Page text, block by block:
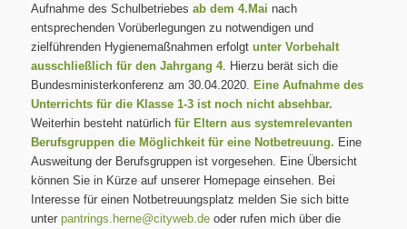
Aufnahme des Schulbetriebes ab dem 4.Mai nach
entsprechenden Vorüberlegungen zu notwendigen und
zielführenden Hygienemaßnahmen erfolgt unter Vorbehalt
ausschließlich für den Jahrgang 4. Hierzu berät sich die
Bundesministerkonferenz am 30.04.2020. Eine Aufnahme des
Unterrichts für die Klasse 1-3 ist noch nicht absehbar.
Weiterhin besteht natürlich für Eltern aus systemrelevanten
Berufsgruppen die Möglichkeit für eine Notbetreuung. Eine
Ausweitung der Berufsgruppen ist vorgesehen. Eine Übersicht
können Sie in Kürze auf unserer Homepage einsehen. Bei
Interesse für einen Notbetreuungsplatz melden Sie sich bitte
unter pantrings.herne@cityweb.deoder rufen mich über die